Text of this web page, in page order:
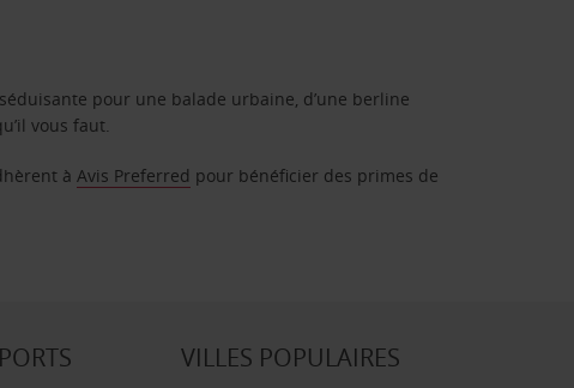
pour une balade urbaine, d’une berline
vous faut.
àAvis Preferred pour bénéficier des primes de
VILLES POPULAIRES